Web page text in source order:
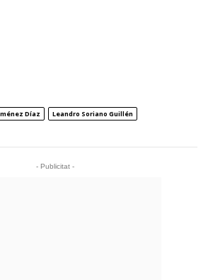
Díaz
Leandro Soriano Guillén
- Publicitat -